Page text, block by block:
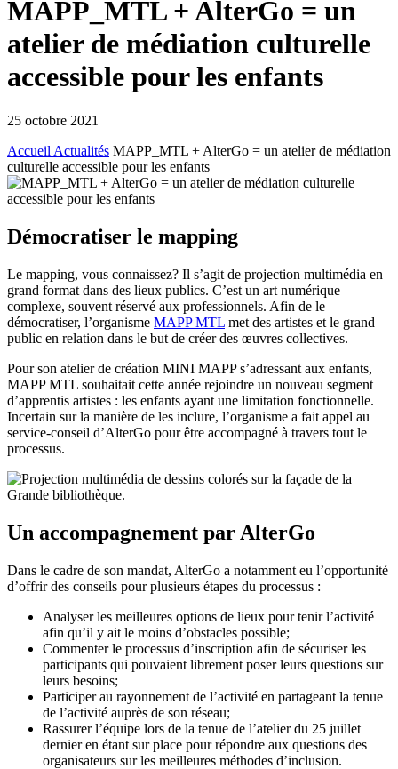
MAPP_MTL + AlterGo = un
atelier de médiation culturelle
accessible pour les enfants
25 octobre 2021
Accueil Actualités MAPP_MTL + AlterGo = un atelier de médiation
culturelle accessible pour les enfants
Démocratiser le mapping
Le mapping, vous connaissez? Il s’agit de projection multimédia en
grand format dans des lieux publics. C’est un art numérique
complexe, souvent réservé aux professionnels. Afin de le
démocratiser, l’organisme MAPP MTL met des artistes et le grand
public en relation dans le but de créer des œuvres collectives.
Pour son atelier de création MINI MAPP s’adressant aux enfants,
MAPP MTL souhaitait cette année rejoindre un nouveau segment
d’apprentis artistes : les enfants ayant une limitation fonctionnelle.
Incertain sur la manière de les inclure, l’organisme a fait appel au
service-conseil d’AlterGo pour être accompagné à travers tout le
processus.
Un accompagnement par AlterGo
Dans le cadre de son mandat, AlterGo a notamment eu l’opportunité
d’offrir des conseils pour plusieurs étapes du processus :
Analyser les meilleures options de lieux pour tenir l’activité
afin qu’il y ait le moins d’obstacles possible;
Commenter le processus d’inscription afin de sécuriser les
participants qui pouvaient librement poser leurs questions sur
leurs besoins;
Participer au rayonnement de l’activité en partageant la tenue
de l’activité auprès de son réseau;
Rassurer l’équipe lors de la tenue de l’atelier du 25 juillet
dernier en étant sur place pour répondre aux questions des
organisateurs sur les meilleures méthodes d’inclusion.